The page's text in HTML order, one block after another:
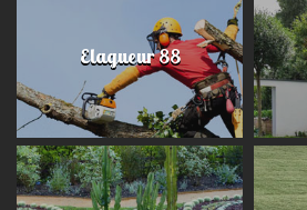
Elagueur 88